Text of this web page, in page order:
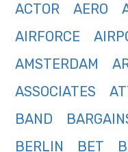
ACTOR
AERO
AIRFORCE
AMSTERDAM
ASSOCIATES
BAND
BERLIN
BET